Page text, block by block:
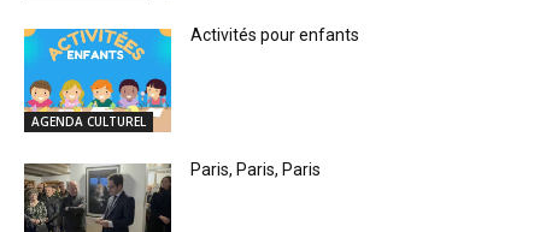
AGENDA CULTUREL
Activités pour enfants
Paris, Paris, Paris